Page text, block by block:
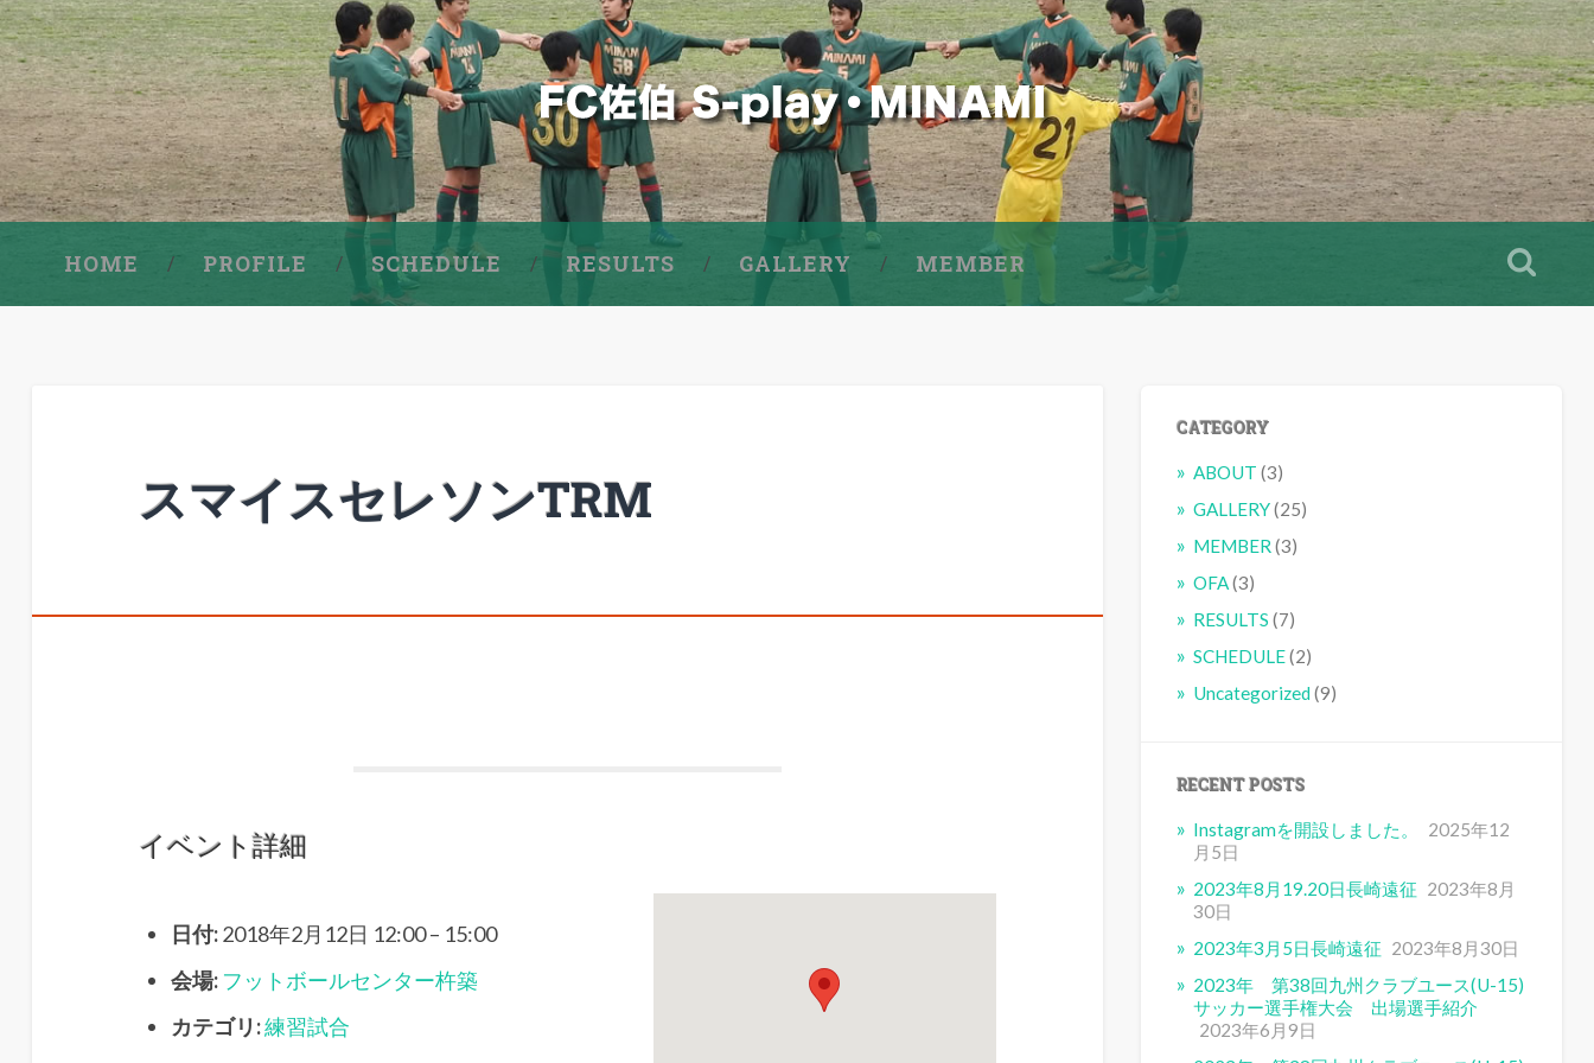
HOME PROFILE SCHEDULE RESULTS GALLERY MEMBER
スマイスセレソンTRM
イベント詳細
日付:2018年2月12日 12:00– 15:00
会場: フットボールセンター杵築
カテゴリ:練習試合
CATEGORY
ABOUT (3)
GALLERY(25)
MEMBER(3)
OFA(3)
RESULTS (7)
SCHEDULE(2)
Uncategorized(9)
RECENT POSTS
Instagramを開設しました。
2025年12
月5日
2023年8月19.20日長崎遠征 2023年8月
30日
2023年3月5日長崎遠征 2023年8月30日
2023年 第38回九州クラブユース(U-15)
サッカー選手権大会 出場選手紹介
2023年6月9日